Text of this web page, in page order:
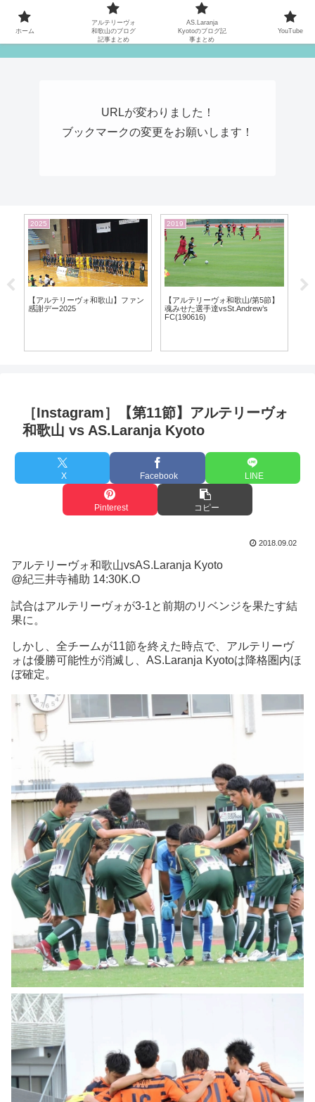
MATYの関西サッカーリーグ応援日記
URLが変わりました！
ブックマークの変更をお願いします！
2025
【アルテリーヴォ和歌山】ファン
感謝デー2025
2019
【アルテリーヴォ和歌山/第5節】
魂みせた選手達vsSt.Andrew’s
FC(190616)
［Instagram］【第11節】アルテリーヴォ
和歌山 vs AS.Laranja Kyoto
X Facebook LINE
Pinterest コピー
2018.09.02
アルテリーヴォ和歌山vsAS.Laranja Kyoto
@紀三井寺補助 14:30K.O
試合はアルテリーヴォが3-1と前期のリベンジを果たす結
果に。
しかし、全チームが11節を終えた時点で、アルテリーヴ
ォは優勝可能性が消滅し、AS.Laranja Kyotoは降格圏内ほ
ぼ確定。
ホーム
アルテリーヴォ
和歌山のブログ
記事まとめ
AS.Laranja
Kyotoのブログ記
事まとめ
YouTube